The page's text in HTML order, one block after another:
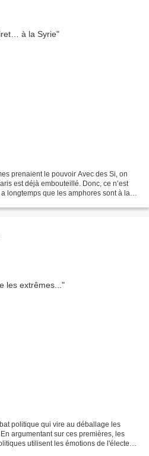
prenaient le pouvoir Avec des Si, on
est déjà embouteillé. Donc, ce n’est
longtemps que les amphores sont à la
politique qui vire au déballage les
argumentant sur ces premières, les
utilisent les émotions de l'électeur